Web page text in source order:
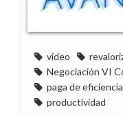
vídeo
Negociación VI
paga de eficiencia
productividad